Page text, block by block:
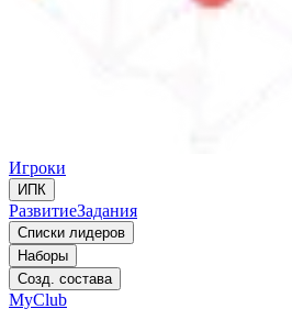
Игроки
ИПК
РазвитиеЗадания
Списки лидеров
Наборы
Созд. состава
MyClub